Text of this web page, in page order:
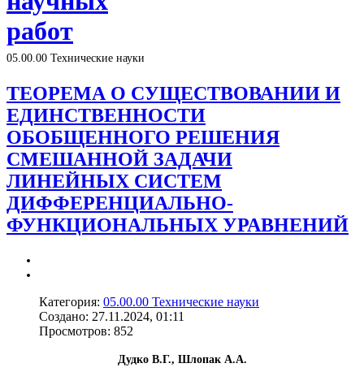
работ
05.00.00 Технические науки
ТЕОРЕМА О СУЩЕСТВОВАНИИ И
ЕДИНСТВЕННОСТИ
ОБОБЩЕННОГО РЕШЕНИЯ
СМЕШАННОЙ ЗАДАЧИ
ЛИНЕЙНЫХ СИСТЕМ
ДИФФЕРЕНЦИАЛЬНО-
ФУНКЦИОНАЛЬНЫХ УРАВНЕНИЙ
Категория: 05.00.00 Технические науки
Создано: 27.11.2024, 01:11
Просмотров: 852
Дудко В.Г., Шлопак А.А.